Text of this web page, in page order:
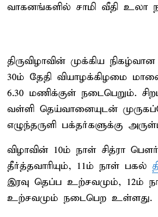
வாகனங்களில் சாமி வீதி உலா
திருவிழாவின் முக்கிய நிகழ்வான
30ம் தேதி வியாழக்கிழமை
6.30 மணிக்குள் நடைபெறும்.
வள்ளி தெய்வானையுடன்
எழுந்தருளி பக்தர்களுக்கு
விழாவின் 10ம் நாள் சித்ரா
தீர்த்தவாரியும், 11ம் நாள் பகல்
இரவு தெப்ப உற்சவமும், 12ம்
உற்சவமும் நடைபெற உள்ளது.